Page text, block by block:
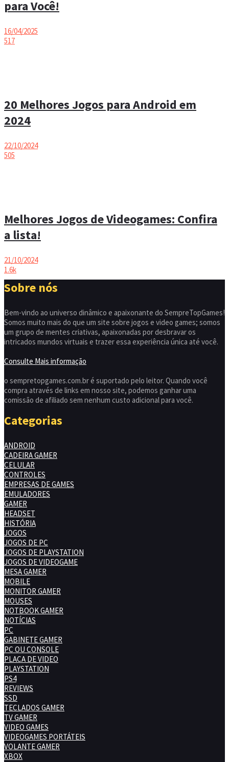
para Você!
16/04/2025
517
20 Melhores Jogos para Android em
2024
22/10/2024
505
Melhores Jogos de Videogames: Confira
a lista!
21/10/2024
1.6k
Sobre nós
Bem-vindo ao universo dinâmico e apaixonante do SempreTopGames!
Somos muito mais do que um site sobre jogos e video games; somos
um grupo de mentes criativas, apaixonadas por desbravar os
intricados mundos virtuais e trazer essa experiência única até você.
Consulte Mais informação
o sempretopgames.com.br é suportado pelo leitor. Quando você
compra através de links em nosso site, podemos ganhar uma
comissão de afiliado sem nenhum custo adicional para você.
Categorias
ANDROID
CADEIRA GAMER
CELULAR
CONTROLES
EMPRESAS DE GAMES
EMULADORES
GAMER
HEADSET
HISTÓRIA
JOGOS
JOGOS DE PC
JOGOS DE PLAYSTATION
JOGOS DE VIDEOGAME
MESA GAMER
MOBILE
MONITOR GAMER
MOUSES
NOTBOOK GAMER
NOTÍCIAS
PC
GABINETE GAMER
PC OU CONSOLE
PLACA DE VIDEO
PLAYSTATION
PS4
REVIEWS
SSD
TECLADOS GAMER
TV GAMER
VIDEO GAMES
VIDEOGAMES PORTÁTEIS
VOLANTE GAMER
XBOX